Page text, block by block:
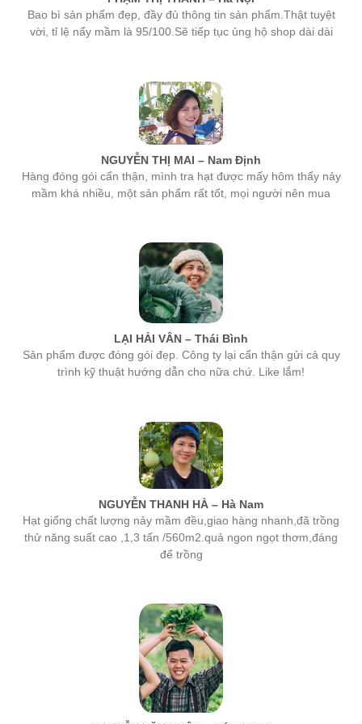
vời, tỉ lệ nẩy mầm là 95/100.Sẽ tiếp tục ủng hộ shop dài dài
NGUYỄN THỊ MAI – Nam Định
Hàng đóng gói cẩn thận, mình tra hạt được mấy hôm thấy nảy
mầm khá nhiều, một sản phẩm rất tốt, mọi người nên mua
LẠI HẢI VÂN – Thái Bình
Sản phẩm được đóng gói đẹp. Công ty lại cẩn thận gửi cả quy
trình kỹ thuật hướng dẫn cho nữa chứ. Like lắm!
NGUYỄN THANH HÀ – Hà Nam
Hạt giống chất lượng nảy mầm đều,giao hàng nhanh,đã trồng
thử năng suất cao ,1,3 tấn /560m2.quả ngon ngọt thơm,đáng
để trồng
NGUYỄN VĂN NHÂN – Bắc Giang